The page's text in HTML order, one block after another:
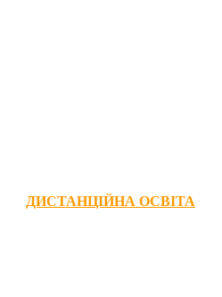
ДИСТАНЦІЙНА ОСВІТА